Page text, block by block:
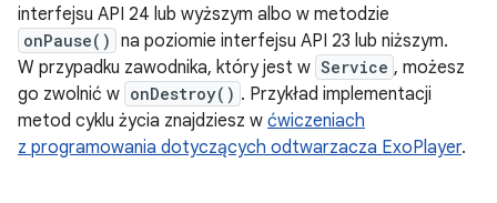
interfejsu API 24 lub wyższym albo w metodzie
onPause() na poziomie interfejsu API 23 lub niższym.
W przypadku zawodnika, który jest w Service , możesz
go zwolnić w onDestroy() . Przykład implementacji
metod cyklu życia znajdziesz w ćwiczeniach
z programowania dotyczących odtwarzacza ExoPlayer.